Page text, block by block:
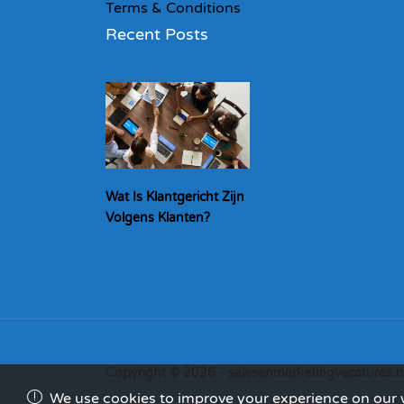
Terms & Conditions
Recent Posts
Wat Is Klantgericht Zijn
Volgens Klanten?
We use cookies to improve your experience on